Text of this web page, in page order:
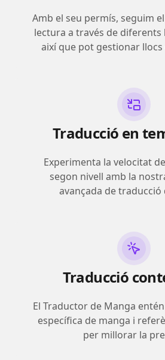
Amb el seu permís, seguim
lectura a través de diferents
així que pot gestionar llocs
Traducció en
Experimenta la velocitat
segon nivell amb la
avançada de traducció
Traducció
El Traductor de Manga
específica de manga i
per millorar la